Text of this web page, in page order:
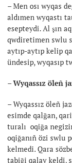
– Men osı wyqas
aldımen wyqastı
esepteydi. Al şın
qwdiretimen swlu
aytıp-aytıp kelip
ündesip, wyqasıp
– Wyqassız öleñ
– Wyqassız öleñ
esimde qalğan,
turalı oqiğa
oqiğanıñ özi swlu
kelmedi. Qara
tabiği qalay keldi,